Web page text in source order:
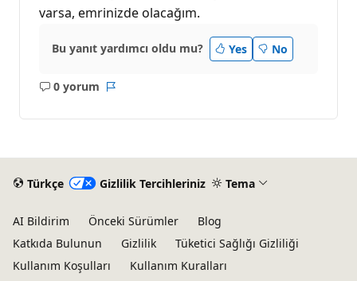
varsa, emrinizde olacağım.
Bu yanıt yardımcı oldu mu? Yes No
0 yorum
Açıklama
Türkçe Gizlilik Tercihleriniz Tema
AI Bildirim Önceki Sürümler
Blog
Katkıda Bulunun
Gizlilik
Tüketici Sağlığı Gizliliği
Kullanım Koşulları
Kullanım Kuralları